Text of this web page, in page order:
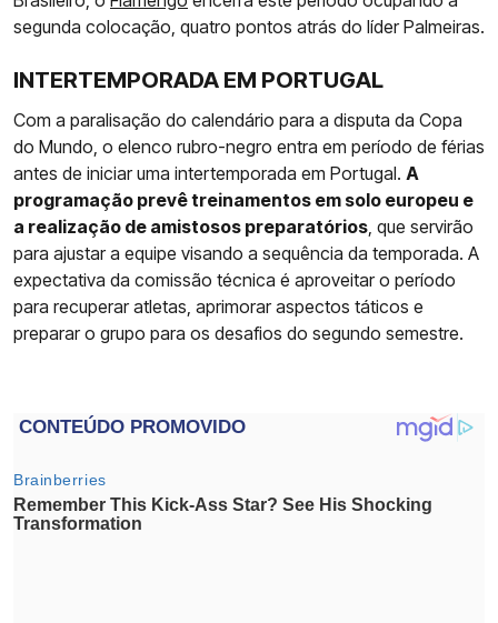
segunda colocação, quatro pontos atrás do líder Palmeiras.
INTERTEMPORADA EM PORTUGAL
Com a paralisação do calendário para a disputa da Copa
do Mundo, o elenco rubro-negro entra em período de férias
antes de iniciar uma intertemporada em Portugal. A
programação prevê treinamentos em solo europeu e
a realização de amistosos preparatórios , que servirão
para ajustar a equipe visando a sequência da temporada. A
expectativa da comissão técnica é aproveitar o período
para recuperar atletas, aprimorar aspectos táticos e
preparar o grupo para os desafios do segundo semestre.